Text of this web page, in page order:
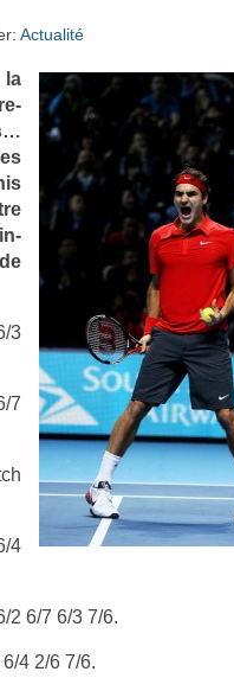
Actualité
3
7
4
2 6/7 6/3 7/6.
4 2/6 7/6.